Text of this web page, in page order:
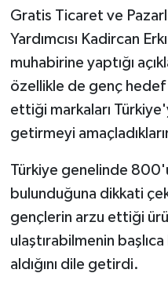
Gratis Ticaret ve
Yardımcısı Kadircan
muhabirine yaptığı
özellikle de genç hedef
ettiği markaları
getirmeyi
Türkiye genelinde
bulunduğuna dikkati
gençlerin arzu ettiği
ulaştırabilmenin
aldığını dile getirdi.